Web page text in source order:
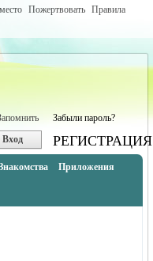
Пожертвовать Правила
Забыли пароль?
Вход РЕГИСТРАЦИЯ
Приложения